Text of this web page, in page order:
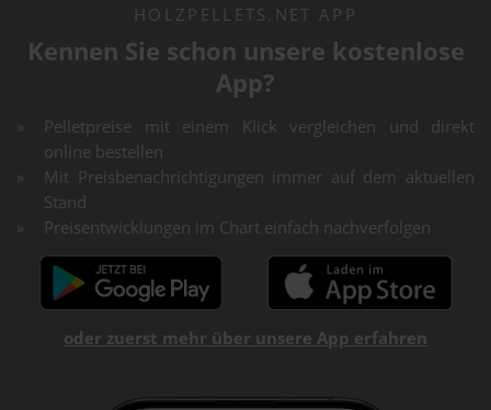
HOLZPELLETS.NET APP
Kennen Sie schon unsere kostenlose
App?
Pelletpreise mit einem Klick vergleichen und direkt
online bestellen
Mit Preisbenachrichtigungen immer auf dem aktuellen
Stand
Preisentwicklungen im Chart einfach nachverfolgen
oder zuerst mehr über unsere App erfahren